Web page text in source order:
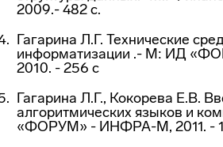
2009.- 482 с.
Гагарина Л.Г. Технические
информатизации .- М: ИД
2010. - 256 с
Гагарина Л.Г., Кокорева Е.В.
алгоритмических языков и
«ФОРУМ» - ИНФРА-М, 2011. -